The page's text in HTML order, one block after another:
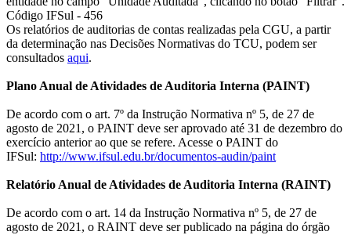
Código IFSul - 456
Os relatórios de auditorias de contas realizadas pela CGU, a partir
da determinação nas Decisões Normativas do TCU, podem ser
consultados aqui.
Plano Anual de Atividades de Auditoria Interna (PAINT)
De acordo com o art. 7º da Instrução Normativa nº 5, de 27 de
agosto de 2021, o PAINT deve ser aprovado até 31 de dezembro do
exercício anterior ao que se refere. Acesse o PAINT do
IFSul: http://www.ifsul.edu.br/documentos-audin/paint
Relatório Anual de Atividades de Auditoria Interna (RAINT)
De acordo com o art. 14 da Instrução Normativa nº 5, de 27 de
agosto de 2021, o RAINT deve ser publicado na página do órgão